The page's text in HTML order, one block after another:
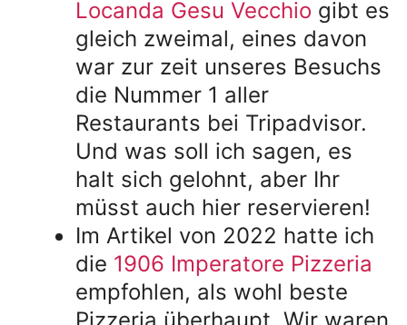
Locanda Gesu Vecchio gibt es
gleich zweimal, eines davon
war zur zeit unseres Besuchs
die Nummer 1 aller
Restaurants bei Tripadvisor.
Und was soll ich sagen, es
halt sich gelohnt, aber Ihr
müsst auch hier reservieren!
Im Artikel von 2022 hatte ich
die 1906 Imperatore Pizzeria
empfohlen, als wohl beste